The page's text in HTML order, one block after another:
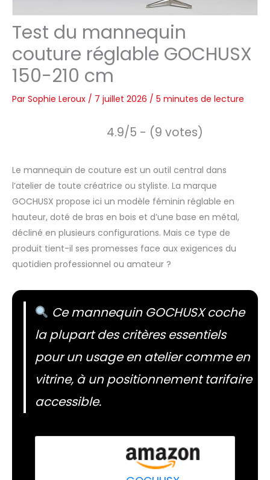
Test du mannequin
couture réglable GOCHUSX
150-210 cm
Par Sophie Leroux / 7 juillet 2026 / 5 minutes de lecture
4.9/5 - (9 votes)
Le mannequin de couture est un outil central dans
l’atelier de toute créatrice ou styliste. La marque
GOCHUSX propose ici un modèle féminin réglable en
hauteur, doté de bras en bois et d’une base en métal,
décliné en plusieurs configurations. Mais ce type de
produit tient-il ses promesses face aux exigences du
quotidien professionnel ou amateur ?
Ce mannequin GOCHUSX coche
la plupart des critères essentiels
pour un usage en atelier comme en
vitrine, à un positionnement tarifaire
accessible.